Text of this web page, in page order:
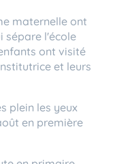
maternelle ont
sépare l'école
ont visité
et leurs
plein les yeux
en première